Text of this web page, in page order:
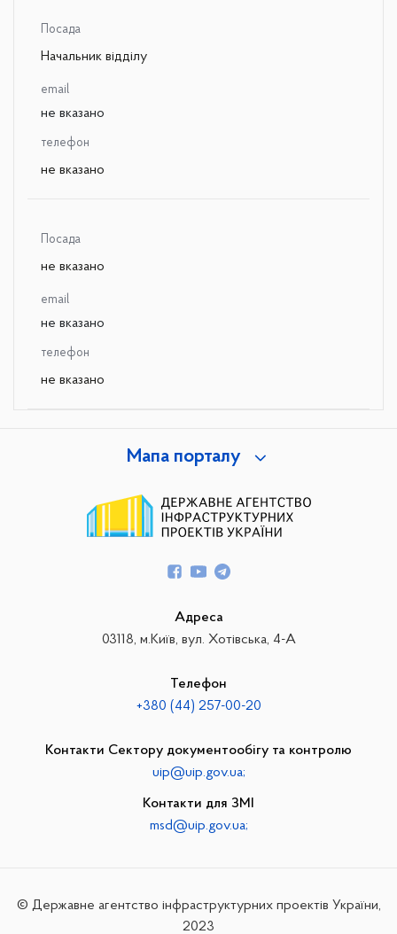
Посада
Начальник відділу
email
не вказано
телефон
не вказано
Посада
не вказано
email
не вказано
телефон
не вказано
Мапа порталу
Адреса
03118, м.Київ, вул. Хотівська, 4-А
Телефон
+380 (44) 257-00-20
Контакти Сектору документообігу та контролю
uip@uip.gov.ua;
Контакти для ЗМІ
msd@uip.gov.ua;
© Державне агентство інфраструктурних проектів України,
2023